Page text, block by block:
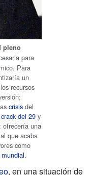
pleno
para
Para
un
recursos
crisis del
crack del 29 y
una
que acaba
como
.
, en una situación de